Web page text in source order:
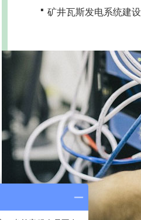
· 矿井瓦斯发电系统建设